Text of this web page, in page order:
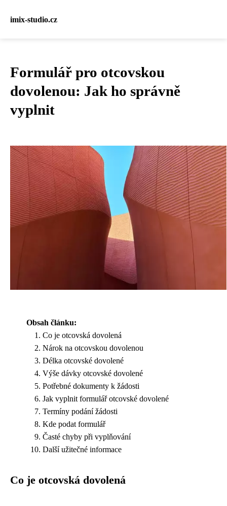
imix-studio.cz
Formulář pro otcovskou
dovolenou: Jak ho správně
vyplnit
Obsah článku:
Co je otcovská dovolená
Nárok na otcovskou dovolenou
Délka otcovské dovolené
Výše dávky otcovské dovolené
Potřebné dokumenty k žádosti
Jak vyplnit formulář otcovské dovolené
Termíny podání žádosti
Kde podat formulář
Časté chyby při vyplňování
Další užitečné informace
Co je otcovská dovolená